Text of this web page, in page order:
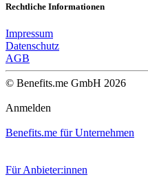
Rechtliche Informationen
Impressum
Datenschutz
AGB
© Benefits.me GmbH 2026
Anmelden
Benefits.me für Unternehmen
Für Anbieter:innen